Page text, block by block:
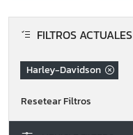
FILTROS ACTUALES
Harley-Davidson